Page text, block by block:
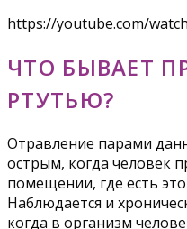
https://youtube.com/
ЧТО БЫВАЕТ
РТУТЬЮ?
Отравление парами
острым, когда человек
помещении, где есть
Наблюдается и
когда в организм